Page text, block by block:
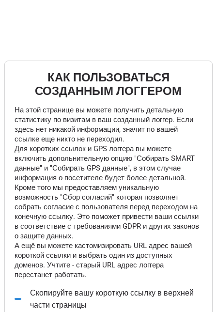
КАК ПОЛЬЗОВАТЬСЯ
СОЗДАННЫМ ЛОГГЕРОМ
На этой странице вы можете получить детальную
статистику по визитам в ваш созданный логгер. Если
здесь нет никакой информации, значит по вашей
ссылке еще никто не переходил.
Для коротких ссылок и GPS логгера вы можете
включить допольнительную опцию "Собирать SMART
данные" и "Собирать GPS данные", в этом случае
информация о посетителе будет более детальной.
Кроме того мы предоставляем уникальную
возможность "Сбор согласий" которая позволяет
собрать согласие с пользователя перед переходом на
конечную ссылку. Это поможет привести ваши ссылки
в соответствие с требованиями GDPR и других законов
о защите данных.
А ещё вы можете кастомизировать URL адрес вашей
короткой ссылки и выбрать один из доступных
доменов. Учтите - старый URL адрес логгера
перестанет работать.
Скопируйте вашу короткую ссылку в верхней
части страницы